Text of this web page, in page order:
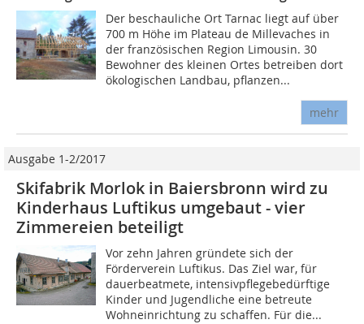
Der beschauliche Ort Tarnac liegt auf über
700 m Höhe im Plateau de Millevaches in
der französischen Region Limousin. 30
Bewohner des kleinen Ortes betreiben dort
ökologischen Landbau, pflanzen...
mehr
Ausgabe 1-2/2017
Skifabrik Morlok in Baiersbronn wird zu
Kinderhaus Luftikus umgebaut - vier
Zimmereien beteiligt
Vor zehn Jahren gründete sich der
Förderverein Luf­tikus. Das Ziel war, für
dauerbeatmete, intensivpfle­gebedürftige
Kinder und Jugendliche eine betreute
Wohneinrichtung zu schaffen. Für die...